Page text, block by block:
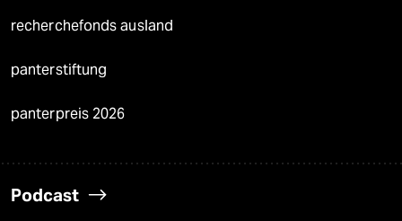
recherchefonds ausland
panterstiftung
panterpreis 2026
Podcast